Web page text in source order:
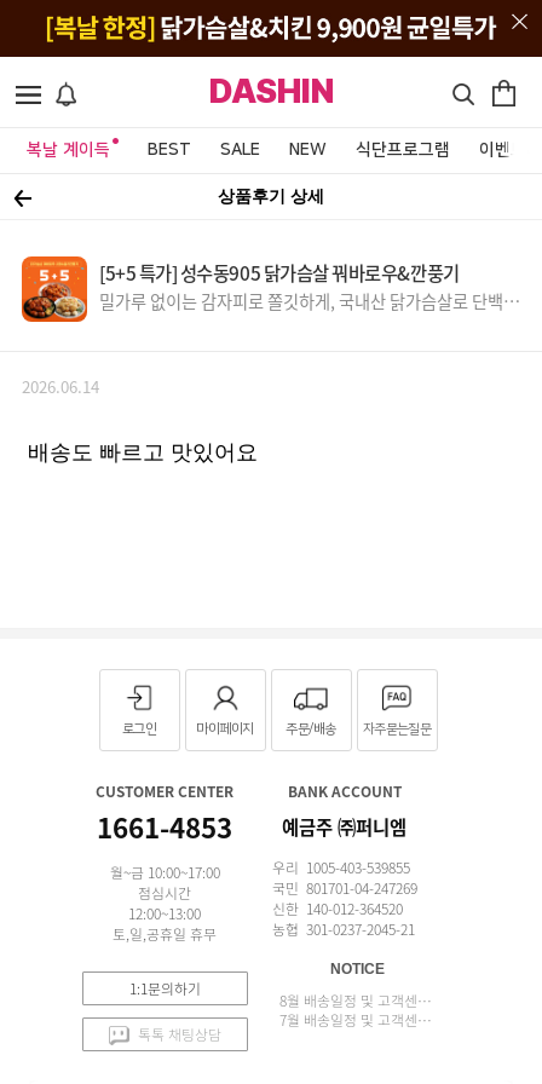
DASHIN
복날 계이득 BEST SALE NEW 식단프로그램 이벤트&
상품후기 상세
[5+5 특가] 성수동905 닭가슴살 꿔바로우&깐풍기
밀가루 없이는 감자피로 쫄깃하게, 국내산 닭가슴살로 단백질
2026.06.14
배송도 빠르고 맛있어요
로그인 마이페이지 주문/배송 자주묻는질문
CUSTOMER CENTER
1661-4853
월~금 10:00~17:00
점심시간
12:00~13:00
토,일,공휴일 휴무
1:1문의하기
톡톡 채팅상담
BANK ACCOUNT
예금주 ㈜퍼니엠
우리 1005-403-539855
국민 801701-04-247269
신한 140-012-364520
농협 301-0237-2045-21
NOTICE
8월 배송일정 및 고객센터 업무 안내
7월 배송일정 및 고객센터 업무 안내